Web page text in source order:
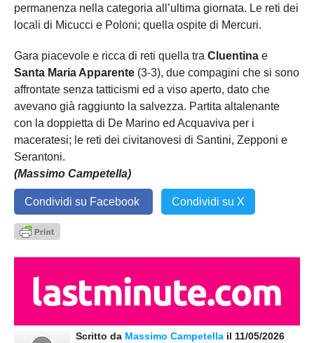
permanenza nella categoria all’ultima giornata. Le reti dei
locali di Micucci e Poloni; quella ospite di Mercuri.
Gara piacevole e ricca di reti quella tra Cluentina e
Santa Maria Apparente (3-3), due compagini che si sono
affrontate senza tatticismi ed a viso aperto, dato che
avevano già raggiunto la salvezza. Partita altalenante
con la doppietta di De Marino ed Acquaviva per i
maceratesi; le reti dei civitanovesi di Santini, Zepponi e
Serantoni.
(Massimo Campetella)
Condividi su Facebook Condividi su X
Scritto da Massimo Campetella il 11/05/2026